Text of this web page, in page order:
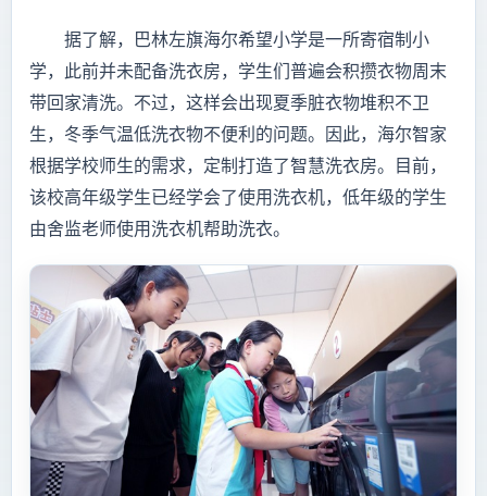
据了解，巴林左旗海尔希望小学是一所寄宿制小
学，此前并未配备洗衣房，学生们普遍会积攒衣物周末
带回家清洗。不过，这样会出现夏季脏衣物堆积不卫
生，冬季气温低洗衣物不便利的问题。因此，海尔智家
根据学校师生的需求，定制打造了智慧洗衣房。目前，
该校高年级学生已经学会了使用洗衣机，低年级的学生
由舍监老师使用洗衣机帮助洗衣。